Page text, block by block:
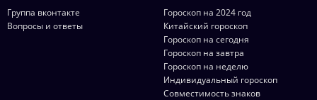
Группа вконтакте
Вопросы и ответы
Гороскоп на 2024 год
Китайский гороскоп
Гороскоп на сегодня
Гороскоп на завтра
Гороскоп на неделю
Индивидуальный гороскоп
Совместимость знаков